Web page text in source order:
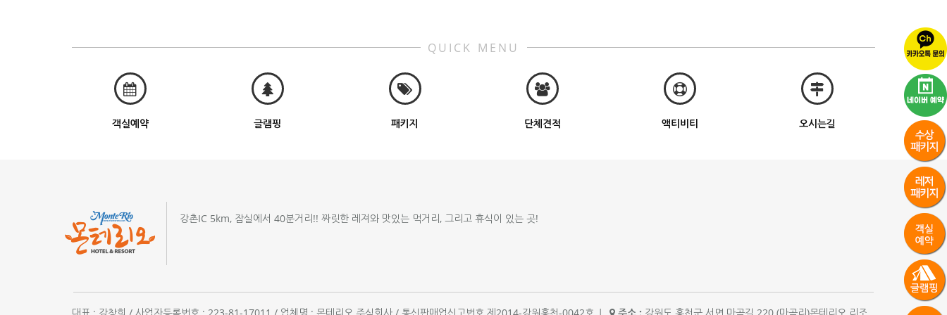
QUICK MENU
객실예약 글램핑 패키지 단체견적 액티비티 오시는길
강촌IC 5km, 잠실에서 40분거리!! 짜릿한 레져와 맛있는 먹거리, 그리고 휴식이 있는 곳!